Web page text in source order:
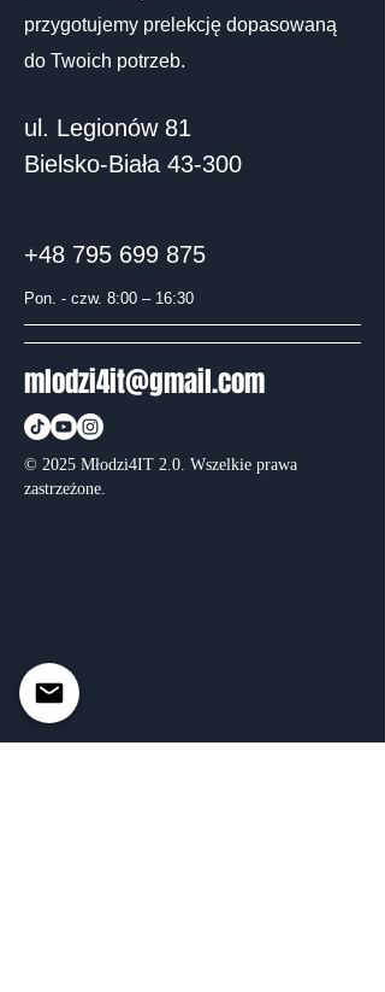
przygotujemy prelekcję dopasowaną
do Twoich potrzeb.
ul. Legionów 81
Bielsko-Biała 43-300
+48 795 699 875
Pon. - czw. 8:00 – 16:30
mlodzi4it@gmail.com
© 2025 Młodzi4IT 2.0. Wszelkie prawa
zastrzeżone.